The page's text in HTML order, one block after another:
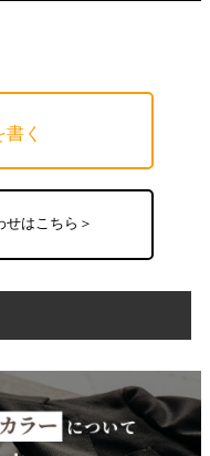
く
せはこちら＞